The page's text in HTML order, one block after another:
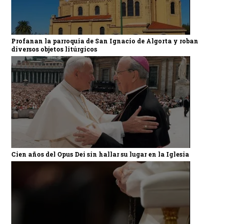
Profanan la parroquia de San Ignacio de Algorta y roban
diversos objetos litúrgicos
Cien años del Opus Dei sin hallar su lugar en la Iglesia